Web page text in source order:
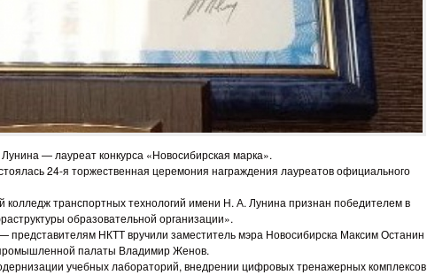
— лауреат конкурса «Новосибирская марка».
24-я торжественная церемония награждения лауреатов официального
колледж транспортных технологий имени Н. А. Лунина признан победителем в
образовательной организации».
НКТТ вручили заместитель мэра Новосибирска Максим Останин
промышленной палаты Владимир Женов.
учебных лабораторий, внедрении цифровых тренажерных комплексов